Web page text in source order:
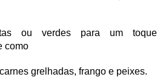
ou verdes para um toque
como
grelhadas, frango e peixes.